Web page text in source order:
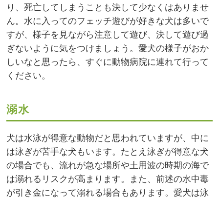
り、死亡してしまうことも決して少なくはありませ
ん。水に入ってのフェッチ遊びが好きな犬は多いで
すが、様子を見ながら注意して遊び、決して遊び過
ぎないように気をつけましょう。愛犬の様子がおか
しいなと思ったら、すぐに動物病院に連れて行って
ください。
溺水
犬は水泳が得意な動物だと思われていますが、中に
は泳ぎが苦手な犬もいます。たとえ泳ぎが得意な犬
の場合でも、流れが急な場所や土用波の時期の海で
は溺れるリスクが高まります。また、前述の水中毒
が引き金になって溺れる場合もあります。愛犬は泳